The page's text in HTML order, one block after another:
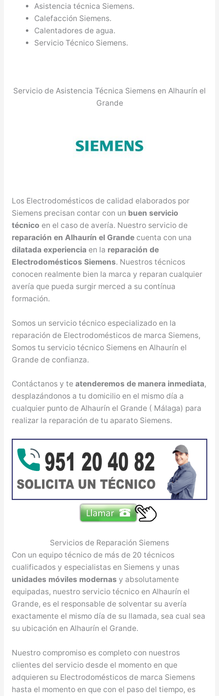
Asistencia técnica Siemens.
Calefacción Siemens.
Calentadores de agua.
Servicio Técnico Siemens.
Servicio de Asistencia Técnica Siemens en Alhaurín el
Grande
Los Electrodomésticos de calidad elaborados por
Siemens precisan contar con un buen servicio
técnico en el caso de avería. Nuestro servicio de
reparación en Alhaurín el Grandecuenta con una
dilatada experiencia en la reparación de
Electrodomésticos Siemens. Nuestros técnicos
conocen realmente bien la marca y reparan cualquier
avería que pueda surgir merced a su contínua
formación.
Somos un servicio técnico especializado en la
reparación de Electrodomésticos de marca Siemens,
Somos tu servicio técnico Siemens en Alhaurín el
Grande de confianza.
Contáctanos y te atenderemos de manera inmediata,
desplazándonos a tu domicilio en el mismo día a
cualquier punto de Alhaurín el Grande ( Málaga) para
realizar la reparación de tu aparato Siemens.
Servicios de Reparación Siemens
Con un equipo técnico de más de 20 técnicos
cualificados y especialistas en Siemens y unas
unidades móviles modernas y absolutamente
equipadas, nuestro servicio técnico en Alhaurín el
Grande, es el responsable de solventar su avería
exactamente el mismo día de su llamada, sea cual sea
su ubicación en Alhaurín el Grande.
Nuestro compromiso es completo con nuestros
clientes del servicio desde el momento en que
adquieren su Electrodomésticos de marca Siemens
hasta el momento en que con el paso del tiempo, es